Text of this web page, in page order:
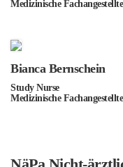
Medizinische Fachangestellte
Bianca Bernschein
Study Nurse
Medizinische Fachangestellte